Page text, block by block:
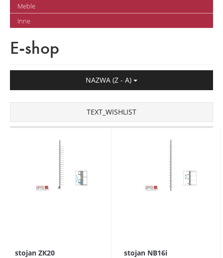
Meble
Inne
E-shop
NAZWA (Z - A)
TEXT_WISHLIST
stojan ZK20 stojan NB16i